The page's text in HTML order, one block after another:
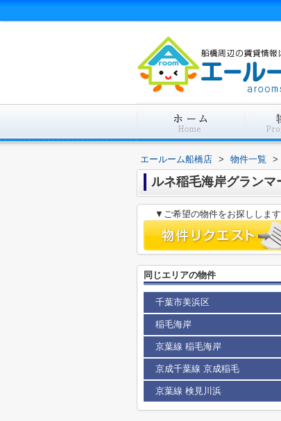
エールーム船橋店 > 物件一覧 >
ルネ稲毛海岸グランマ
▼ご希望の物件をお探しします
同じエリアの物件
千葉市美浜区
稲毛海岸
京葉線 稲毛海岸
京成千葉線 京成稲毛
京葉線 検見川浜